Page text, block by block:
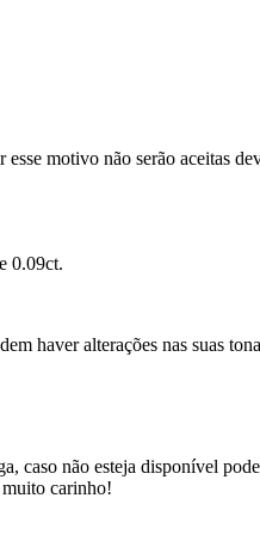
motivo não serão aceitas
0.09ct.
haver alterações nas suas
caso não esteja disponível
muito carinho!